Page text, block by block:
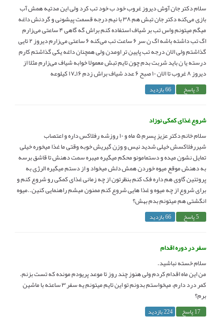
سلام دکتر جان آوش دیروز غروب خود ب خود تب کرد ولی این مدتیه همش آب
بازی می‌کنه دکتر جان تبش هم ۳۸ با نیم درجه قسمت پیشونی و گردنش داغه
میگم میتونم واس تب بر شیاف استفاده کنم براش گه گاهی ۴ ساعتی می‌زارم
اگ تب داشته باشه اگ ن سر ۶ ساعت تب می‌کنه ۶ ساعتی می‌زارم دیروز ۲ تایی
گذاشتم ولی الان درجه تب پایین تر اومدن ولی همچنان داغه یکی گذاشتم کارم
درسته یا ن باید شربت بدم چون تایم تبش معمولا خوابه شیاف می‌زارم مثلا از
دیروز ۸ غروب تا الان ۱۰ صبح ۶ عدد شیاف براش زدم ۱۶ـ۱۷ کیلوعه
3 پاسخ 66 بازدید
شروع غذای کمکی نوزاد
سلام خانم دکتر عزیز پسرم ۵ ماه و ۱۰ روزشه رفلاکس داره و اعتصاب
شیررفلاکسش خیلی شدید نیس و وزن گیریش خوبه وقتی ما غذا میخوره خیلی
تمایل نشون میده و دستمامونو محکم میگیره میبره سمت دهنش تا قاشق برسه
به دهنش موقع میوه خوردن همش دلش میخواد و از دستم میگیره الرژی به
پروتئین گاوی هم داره فک کنم بنظرتون از چه زمانی غذای کمکی رو شروع کنم و
برای شروع از چه میوه و غذا هایی شروع کنم ممنون میشم راهنمایی کنین..میوه
انگشتی هم میتونم بدم بهش؟
5 پاسخ 66 بازدید
سفر در دوره اقدام
سلام خسته نباشید.
من این ماه اقدام کردم ولی هنوز چند روز تا موعد پریودم مونده که تست بزنم.
کمر درد دارم، میخواستم بدونم تو این تایم میتونم یه سفر ۳ ساعته با ماشین
برم؟
17 پاسخ 224 بازدید